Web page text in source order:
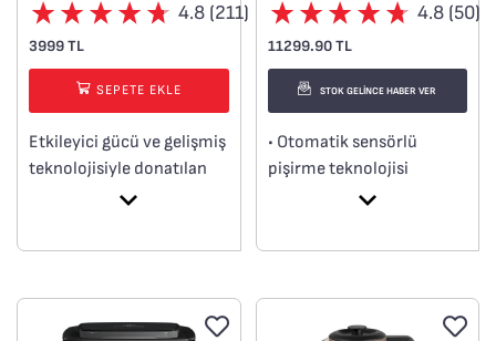
4.8 (211)
3999 TL
SEPETE EKLE
Etkileyici gücü ve gelişmiş
teknolojisiyle donatılan
Tefal Powelix Activflow
zahmetsizce mükemmel
hazırlamanızı sağlar. Özel
Powelix Teknolojisi ile
4.8 (50)
11299.90 TL
STOK GELİNCE HABER VER
• Otomatik sensörlü
pişirme teknolojisi
• 6 pişirme programı
fonksiyonu
derecesinin kontrolü
• 4 ısı ayarı + Manuel